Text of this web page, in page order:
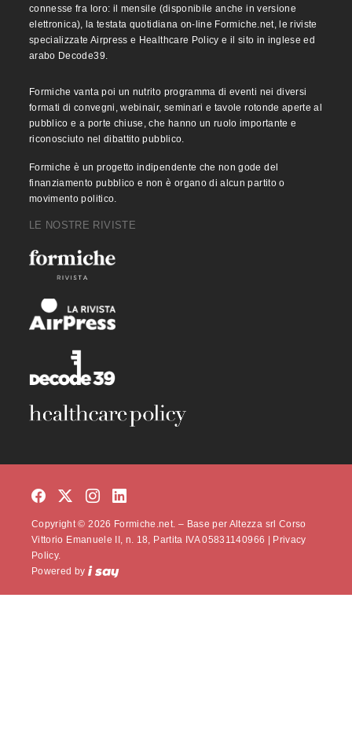
connesse fra loro: il mensile (disponibile anche in versione
elettronica), la testata quotidiana on-line Formiche.net, le riviste
specializzate Airpress e Healthcare Policy e il sito in inglese ed
arabo Decode39.
Formiche vanta poi un nutrito programma di eventi nei diversi
formati di convegni, webinair, seminari e tavole rotonde aperte al
pubblico e a porte chiuse, che hanno un ruolo importante e
riconosciuto nel dibattito pubblico.
Formiche è un progetto indipendente che non gode del
finanziamento pubblico e non è organo di alcun partito o
movimento politico.
LE NOSTRE RIVISTE
Copyright © 2026 Formiche.net. – Base per Altezza srl Corso
Vittorio Emanuele II, n. 18, Partita IVA 05831140966 |
Privacy
Policy.
Powered by